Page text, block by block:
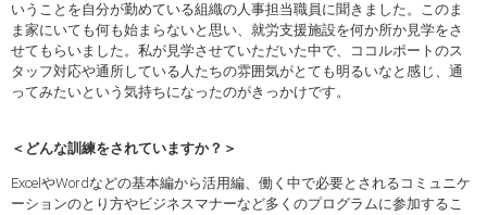
いうことを自分が勤めている組織の人事担当職員に聞きました。このま
ま家にいても何も始まらないと思い、就労支援施設を何か所か見学をさ
せてもらいました。私が見学させていただいた中で、ココルポートのス
タッフ対応や通所している人たちの雰囲気がとても明るいなと感じ、通
ってみたいという気持ちになったのがきっかけです。
＜どんな訓練をされていますか？＞
ExcelやWordなどの基本編から活用編、働く中で必要とされるコミュニケ
ーションのとり方やビジネスマナーなど多くのプログラムに参加するこ